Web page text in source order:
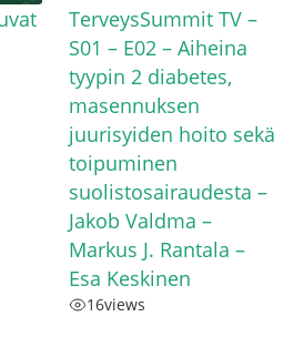
TerveysSummit TV –
S01 – E02 – Aiheina
tyypin 2 diabetes,
masennuksen
juurisyiden hoito sekä
toipuminen
suolistosairaudesta –
Jakob Valdma –
Markus J. Rantala –
Esa Keskinen
16views